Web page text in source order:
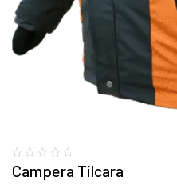
Campera Tilcara